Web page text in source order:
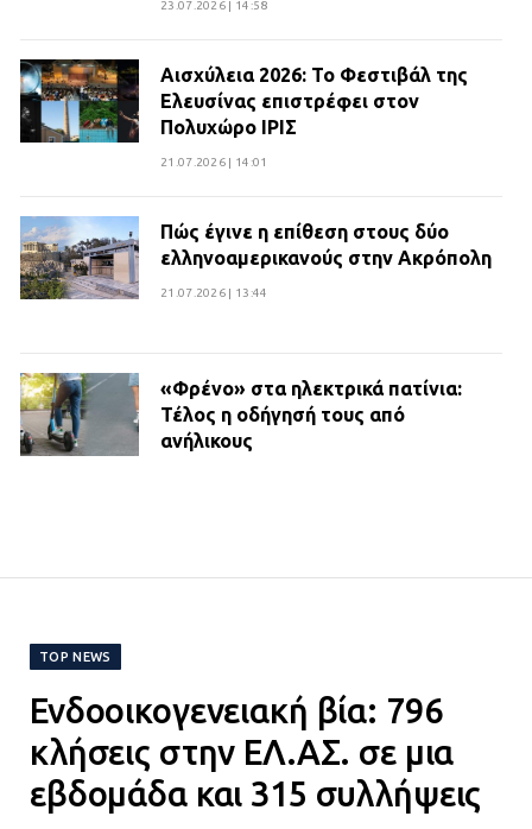
23.07.2026 | 14:58
Αισχύλεια 2026: Το Φεστιβάλ της
Ελευσίνας επιστρέφει στον
Πολυχώρο ΙΡΙΣ
21.07.2026 | 14:01
Πώς έγινε η επίθεση στους δύο
ελληνοαμερικανούς στην Ακρόπολη
21.07.2026 | 13:44
«Φρένο» στα ηλεκτρικά πατίνια:
Τέλος η οδήγησή τους από
ανήλικους
Βριλήσσια: Αυτοκίνητο έσπασε
τζαμαρία και μπήκε μέσα σε μαγαζί
13.07.2026 | 21:32
TOP NEWS
Ενδοοικογενειακή βία: 796
κλήσεις στην ΕΛ.ΑΣ. σε μια
εβδομάδα και 315 συλλήψεις